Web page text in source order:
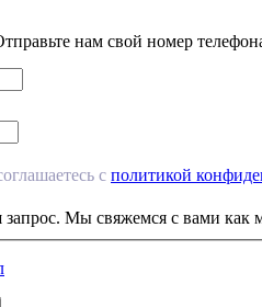
нам свой номер
с политикой
Мы свяжемся с вами как